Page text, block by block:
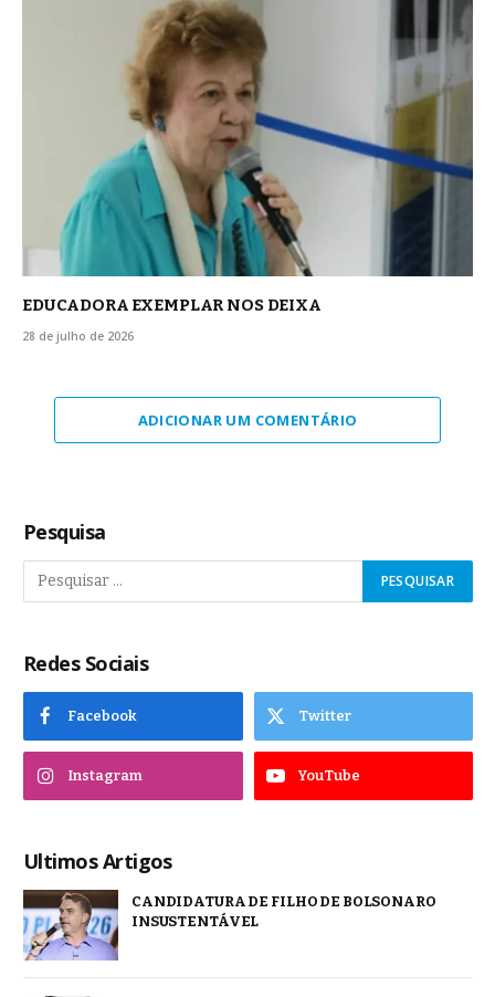
EDUCADORA EXEMPLAR NOS DEIXA
28 de julho de 2026
ADICIONAR UM COMENTÁRIO
Pesquisa
Redes Sociais
Facebook Twitter
Instagram YouTube
Ultimos Artigos
CANDIDATURA DE FILHO DE BOLSONARO
INSUSTENTÁVEL